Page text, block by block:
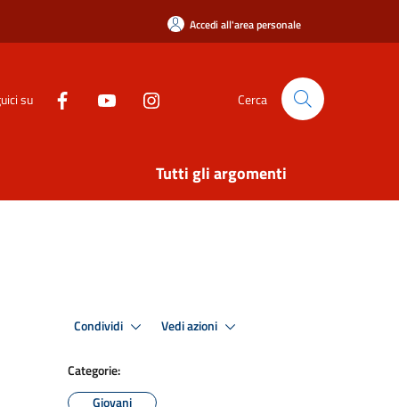
Accedi all'area personale
su Cerca
Tutti gli argomenti
Condividi Vedi azioni
Categorie:
Giovani